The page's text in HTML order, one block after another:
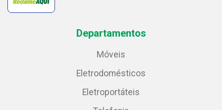
Departamentos
Móveis
Eletrodomésticos
Eletroportáteis